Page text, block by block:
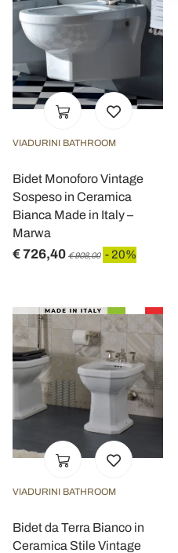
VIADURINI BATHROOM
Bidet Monoforo Vintage
Sospeso in Ceramica
Bianca Made in Italy –
Marwa
€ 726,40 € 908,00 - 20%
VIADURINI BATHROOM
Bidet da Terra Bianco in
Ceramica Stile Vintage